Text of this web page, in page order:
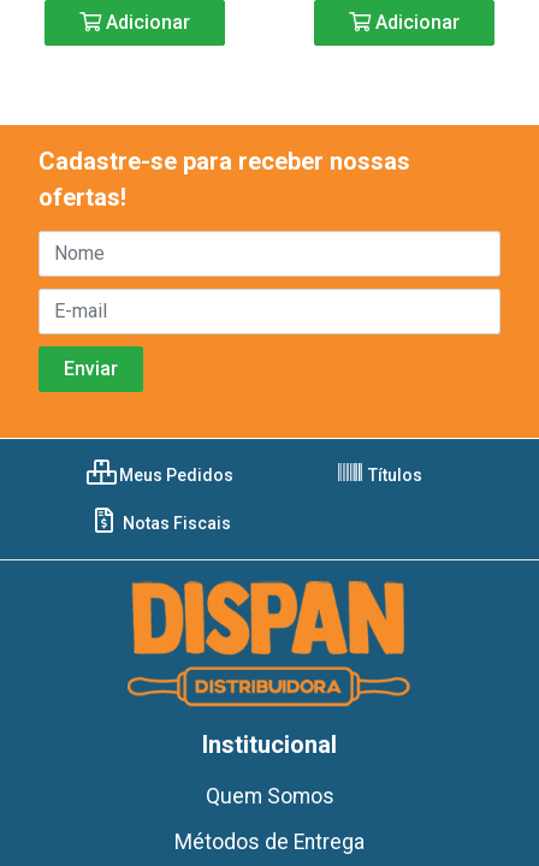
Adicionar Adicionar
Cadastre-se para receber nossas
ofertas!
Meus Pedidos Títulos
Notas Fiscais
Institucional
Quem Somos
Métodos de Entrega